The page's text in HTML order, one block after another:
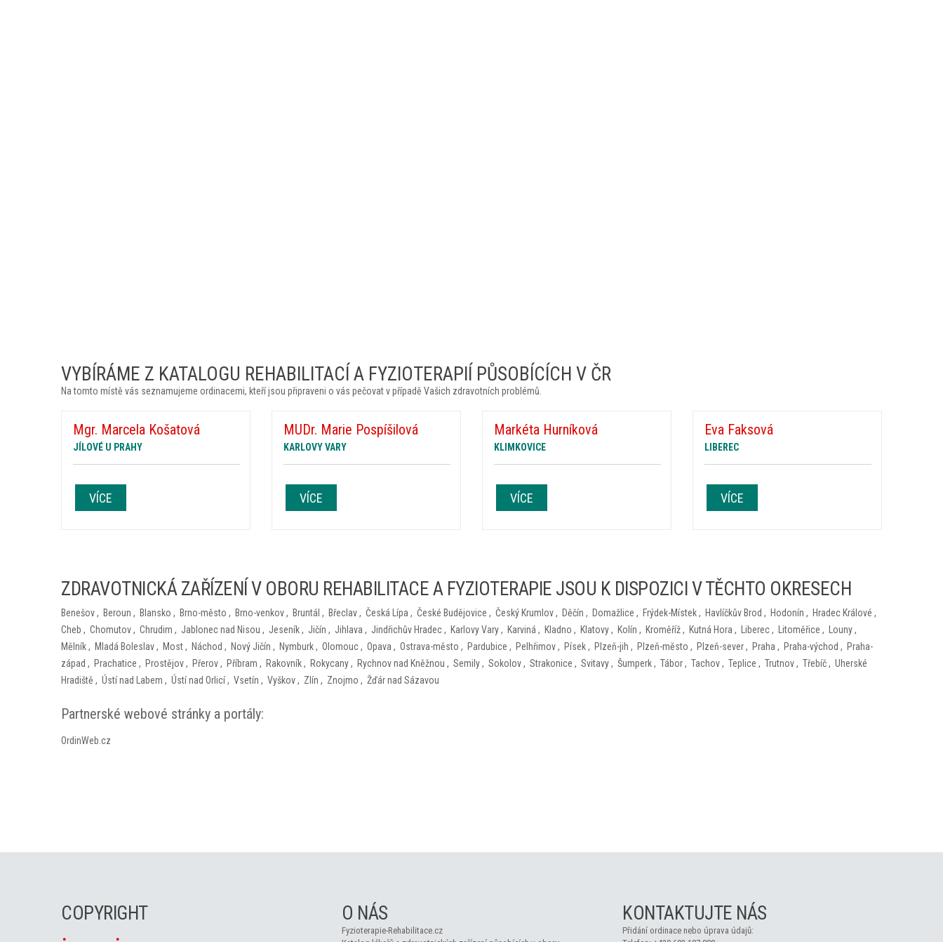
VYBÍRÁME Z KATALOGU REHABILITACÍ A FYZIOTERAPIÍ PŮSOBÍCÍCH V ČR
Na tomto místě vás seznamujeme ordinacemi, kteří jsou připraveni o vás pečovat v případě Vašich zdravotních problémů.
Mgr. Marcela Košatová
JÍLOVÉ U PRAHY
VÍCE
MUDr. Marie Pospíšilová
KARLOVY VARY
VÍCE
Markéta Hurníková
KLIMKOVICE
VÍCE
Eva Faksová
LIBEREC
VÍCE
ZDRAVOTNICKÁ ZAŘÍZENÍ V OBORU REHABILITACE A FYZIOTERAPIE JSOU K DISPOZICI V TĚCHTO OKRESECH
Benešov, Beroun , Blansko , Brno-město , Brno-venkov, Bruntál , Břeclav, Česká Lípa , České Budějovice , Český Krumlov, Děčín , Domažlice , Frýdek-Místek, Havlíčkův Brod , Hodonín , Hradec Králové ,
Cheb , Chomutov, Chrudim , Jablonec nad Nisou , Jeseník, Jičín , Jihlava , Jindřichův Hradec, Karlovy Vary, Karviná , Kladno , Klatovy, Kolín , Kroměříž, Kutná Hora , Liberec, Litoměřice , Louny,
Mělník, Mladá Boleslav, Most, Náchod , Nový Jičín , Nymburk, Olomouc, Opava , Ostrava-město , Pardubice , Pelhřimov, Písek, Plzeň-jih , Plzeň-město , Plzeň-sever, Praha , Praha-východ , Praha-
západ , Prachatice , Prostějov, Přerov, Příbram , Rakovník, Rokycany, Rychnov nad Kněžnou , Semily, Sokolov, Strakonice , Svitavy, Šumperk, Tábor, Tachov, Teplice , Trutnov, Třebíč, Uherské
Hradiště , Ústí nad Labem , Ústí nad Orlicí, Vsetín , Vyškov, Zlín , Znojmo , Žďár nad Sázavou
Partnerské webové stránky a portály:
OrdinWeb.cz
COPYRIGHT O NÁS
Fyzioterapie-Rehabilitace.cz
KONTAKTUJTE NÁS
Přidání ordinace nebo úprava údajů: